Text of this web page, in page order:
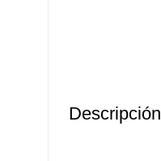
Descripción